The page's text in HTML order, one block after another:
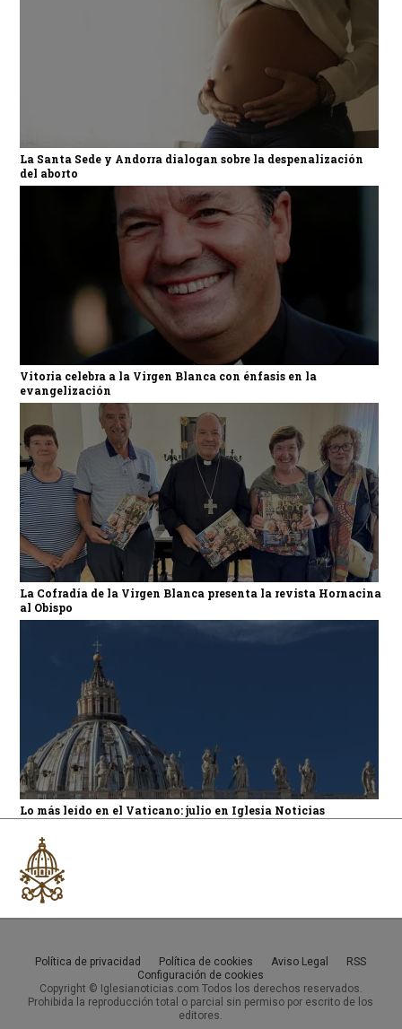
La Santa Sede y Andorra dialogan sobre la despenalización
del aborto
Vitoria celebra a la Virgen Blanca con énfasis en la
evangelización
La Cofradía de la Virgen Blanca presenta la revista Hornacina
al Obispo
Lo más leído en el Vaticano: julio en Iglesia Noticias
Política de privacidad Política de cookies Aviso Legal
RSS
Configuración de cookies
Copyright © Iglesianoticias.com Todos los derechos reservados.
Prohibida la reproducción total o parcial sin permiso por escrito de los
editores.